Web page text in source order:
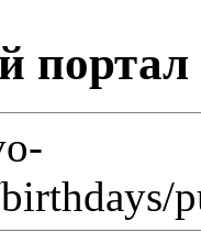
портал